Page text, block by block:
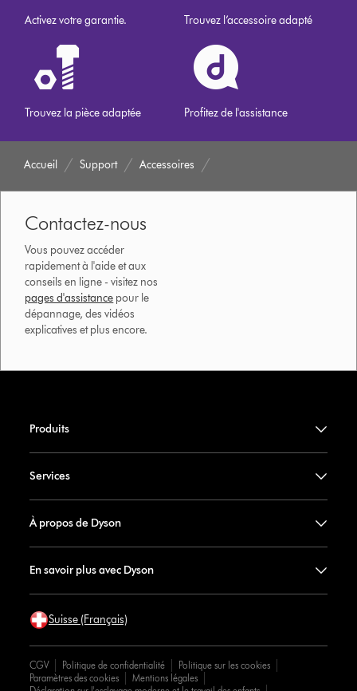
Activez votre garantie. Trouvez l’accessoire adapté
Trouvez la pièce adaptée Profitez de l'assistance
Accueil Support Accessoires
Contactez-nous
Vous pouvez accéder
rapidement à l'aide et aux
conseils en ligne - visitez nos
pages d'assistance pour le
dépannage, des vidéos
explicatives et plus encore.
Produits
Services
À propos de Dyson
En savoir plus avec Dyson
Suisse (Français)
CGV Politique de confidentialité
Politique sur les cookies
Paramètres des cookies
Mentions légales